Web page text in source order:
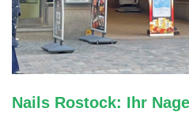
Nails Rostock: Ihr